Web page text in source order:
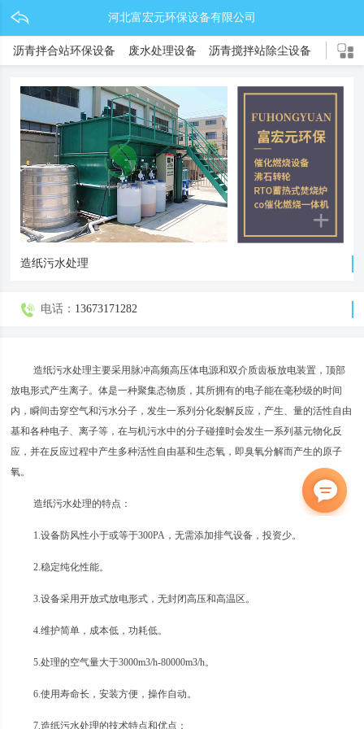
河北富宏元环保设备有限公司
沥青拌合站环保设备 废水处理设备 沥青搅拌站除尘设备
废气处理设备 催化燃烧设备 co催化燃烧炉
沸石转轮
造纸污水处理
电话： 13673171282
造纸污水处理主要采用脉冲高频高压体电源和双介质齿板放电装置，顶部
放电形式产生离子。体是一种聚集态物质，其所拥有的电子能在毫秒级的时间
内，瞬间击穿空气和污水分子，发生一系列分化裂解反应，产生、量的活性自由
基和各种电子、离子等，在与机污水中的分子碰撞时会发生一系列基元物化反
应，并在反应过程中产生多种活性自由基和生态氧，即臭氧分解而产生的原子
氧。
造纸污水处理的特点：
1.设备防风性小于或等于300PA，无需添加排气设备，投资少。
2.稳定纯化性能。
3.设备采用开放式放电形式，无封闭高压和高温区。
4.维护简单，成本低，功耗低。
5.处理的空气量大于3000m3/h-80000m3/h。
6.使用寿命长，安装方便，操作自动。
7.造纸污水处理的技术特点和优点：